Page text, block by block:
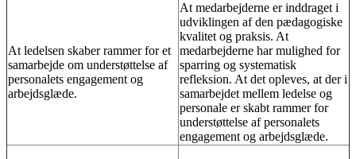
At ledelsen skaber rammer for et
samarbejde om understøttelse af
personalets engagement og
arbejdsglæde.
At medarbejderne er inddraget i
udviklingen af den pædagogiske
kvalitet og praksis. At
medarbejderne har mulighed for
sparring og systematisk
refleksion. At det opleves, at der i
samarbejdet mellem ledelse og
personale er skabt rammer for
understøttelse af personalets
engagement og arbejdsglæde.